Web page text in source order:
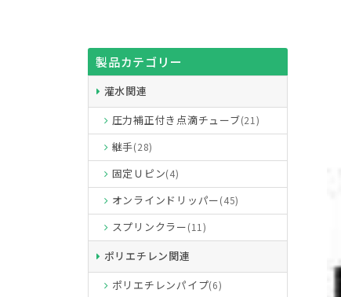
製品カテゴリー
灌水関連
圧力補正付き点滴チューブ(21)
継手(28)
固定Ｕピン(4)
オンラインドリッパー(45)
スプリンクラー(11)
ポリエチレン関連
ポリエチレンパイプ(6)